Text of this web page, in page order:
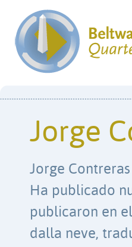
Jorge
Jorge
Ha publicado
publicaron en
dalla neve,